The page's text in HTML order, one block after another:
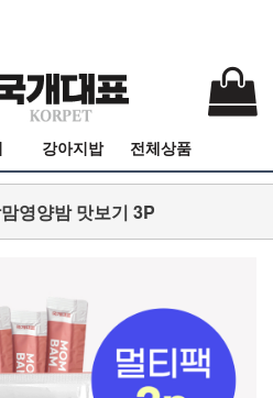
강아지밥 전체상품
영양밤 맛보기 3P